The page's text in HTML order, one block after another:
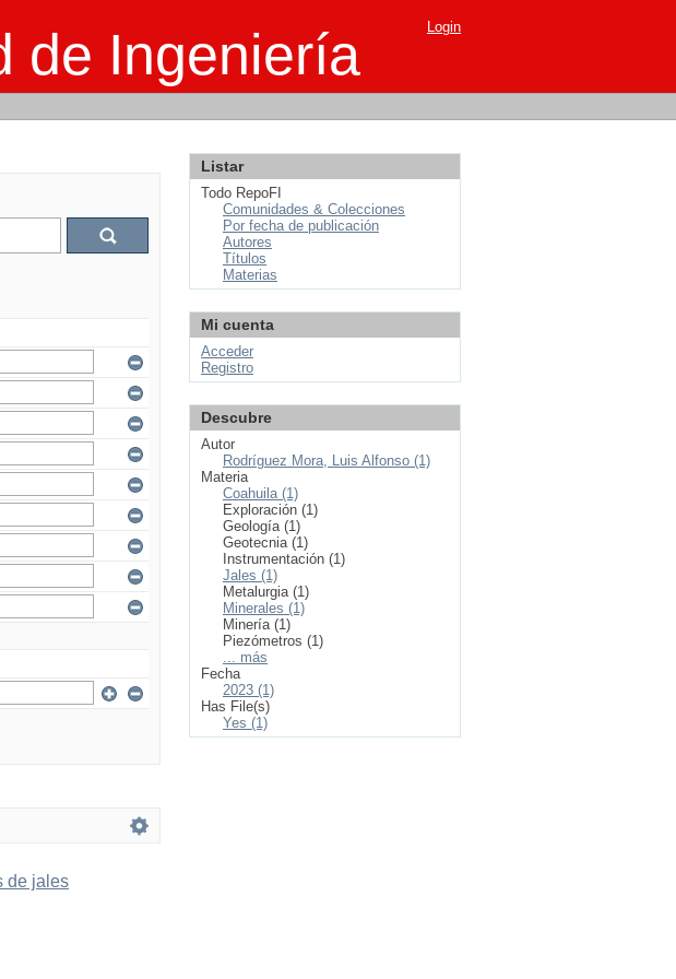
de Ingeniería Login
de jales
Listar
Todo RepoFI
Comunidades & Colecciones
Por fecha de publicación
Autores
Títulos
Materias
Mi cuenta
Acceder
Registro
Descubre
Autor
Rodríguez Mora, Luis Alfonso (1)
Materia
Coahuila (1)
Exploración (1)
Geología (1)
Geotecnia (1)
Instrumentación (1)
Jales (1)
Metalurgia (1)
Minerales (1)
Minería (1)
Piezómetros (1)
... más
Fecha
2023 (1)
Has File(s)
Yes (1)